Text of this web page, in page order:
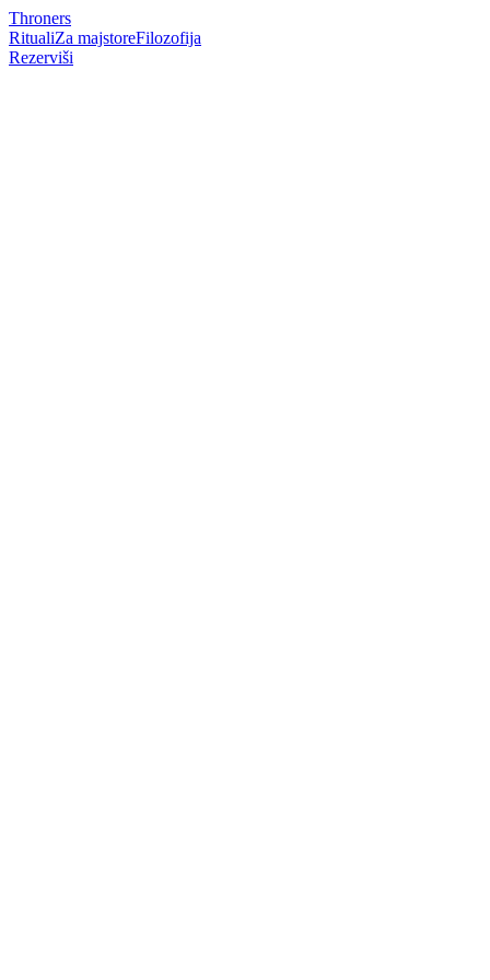
Throners
RitualiZa majstoreFilozofija
Rezerviši